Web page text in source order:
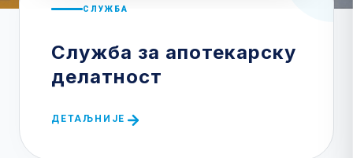
СЛУЖБА
Служба за апотекарску
делатност
ДЕТАЉНИЈЕ